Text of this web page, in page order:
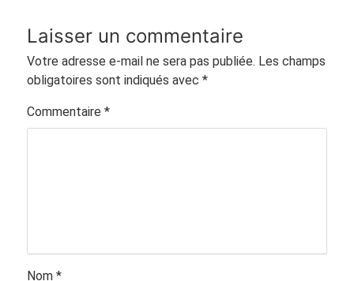
Laisser un commentaire
Votre adresse e-mail ne sera pas publiée. Les champs
obligatoires sont indiqués avec *
Commentaire *
Nom *